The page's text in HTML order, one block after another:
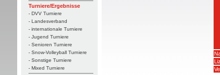
Turniere/Ergebnisse
- DVV Turniere
- Landesverband
- internationale Turniere
- Jugend Turniere
- Senioren Turniere
- Snow-Volleyball Turniere
- Sonstige Turniere
- Mixed Turniere